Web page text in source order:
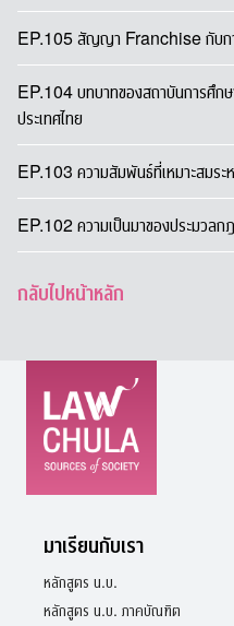
EP.105 สัญญา Franchise กับกา
EP.104 บทบาทของสถาบันการศึก
ประเทศไทย
EP.103 ความสัมพันธ์ที่เหมาะสมระ
EP.102 ความเป็นมาของประมวล
กลับไปหน้าหลัก
มาเรียนกับเรา
หลักสูตร น.บ.
หลักสูตร น.บ. ภาคบัณฑิต